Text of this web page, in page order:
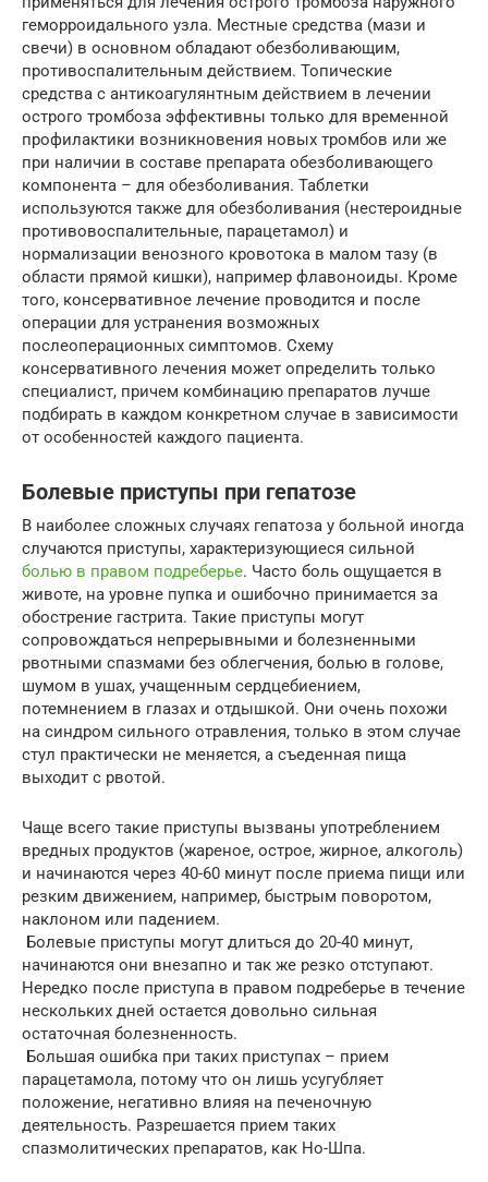
геморроидального узла. Местные средства (мази и
свечи) в основном обладают обезболивающим,
противоспалительным действием. Топические
средства с антикоагулянтным действием в лечении
острого тромбоза эффективны только для временной
профилактики возникновения новых тромбов или же
при наличии в составе препарата обезболивающего
компонента – для обезболивания. Таблетки
используются также для обезболивания (нестероидные
противовоспалительные, парацетамол) и
нормализации венозного кровотока в малом тазу (в
области прямой кишки), например флавоноиды. Кроме
того, консервативное лечение проводится и после
операции для устранения возможных
послеоперационных симптомов. Схему
консервативного лечения может определить только
специалист, причем комбинацию препаратов лучше
подбирать в каждом конкретном случае в зависимости
от особенностей каждого пациента.
Болевые приступы при гепатозе
В наиболее сложных случаях гепатоза у больной иногда
случаются приступы, характеризующиеся сильной
болью в правом подреберье. Часто боль ощущается в
животе, на уровне пупка и ошибочно принимается за
обострение гастрита. Такие приступы могут
сопровождаться непрерывными и болезненными
рвотными спазмами без облегчения, болью в голове,
шумом в ушах, учащенным сердцебиением,
потемнением в глазах и отдышкой. Они очень похожи
на синдром сильного отравления, только в этом случае
стул практически не меняется, а съеденная пища
выходит с рвотой.
Чаще всего такие приступы вызваны употреблением
вредных продуктов (жареное, острое, жирное, алкоголь)
и начинаются через 40-60 минут после приема пищи или
резким движением, например, быстрым поворотом,
наклоном или падением.
Болевые приступы могут длиться до 20-40 минут,
начинаются они внезапно и так же резко отступают.
Нередко после приступа в правом подреберье в течение
нескольких дней остается довольно сильная
остаточная болезненность.
Большая ошибка при таких приступах – прием
парацетамола, потому что он лишь усугубляет
положение, негативно влияя на печеночную
деятельность. Разрешается прием таких
спазмолитических препаратов, как Но-Шпа.